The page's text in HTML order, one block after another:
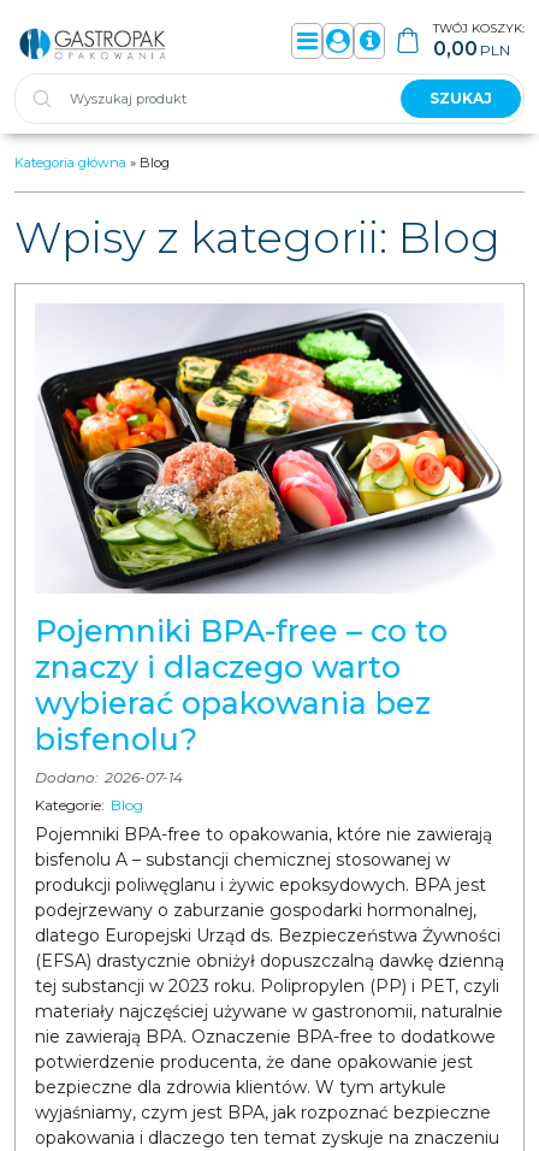
MenuPanel
Info
SZUKAJ
TWÓJ KOSZYK:
0,00 PLN
Kategoria główna » Blog
Wpisy z kategorii: Blog
Pojemniki BPA-free – co to
znaczy i dlaczego warto
wybierać opakowania bez
bisfenolu?
Dodano: 2026-07-14
Kategorie: Blog
Pojemniki BPA-free to opakowania, które nie zawierają
bisfenolu A – substancji chemicznej stosowanej w
produkcji poliwęglanu i żywic epoksydowych. BPA jest
podejrzewany o zaburzanie gospodarki hormonalnej,
dlatego Europejski Urząd ds. Bezpieczeństwa Żywności
(EFSA) drastycznie obniżył dopuszczalną dawkę dzienną
tej substancji w 2023 roku. Polipropylen (PP) i PET, czyli
materiały najczęściej używane w gastronomii, naturalnie
nie zawierają BPA. Oznaczenie BPA-free to dodatkowe
potwierdzenie producenta, że dane opakowanie jest
bezpieczne dla zdrowia klientów. W tym artykule
wyjaśniamy, czym jest BPA, jak rozpoznać bezpieczne
opakowania i dlaczego ten temat zyskuje na znaczeniu